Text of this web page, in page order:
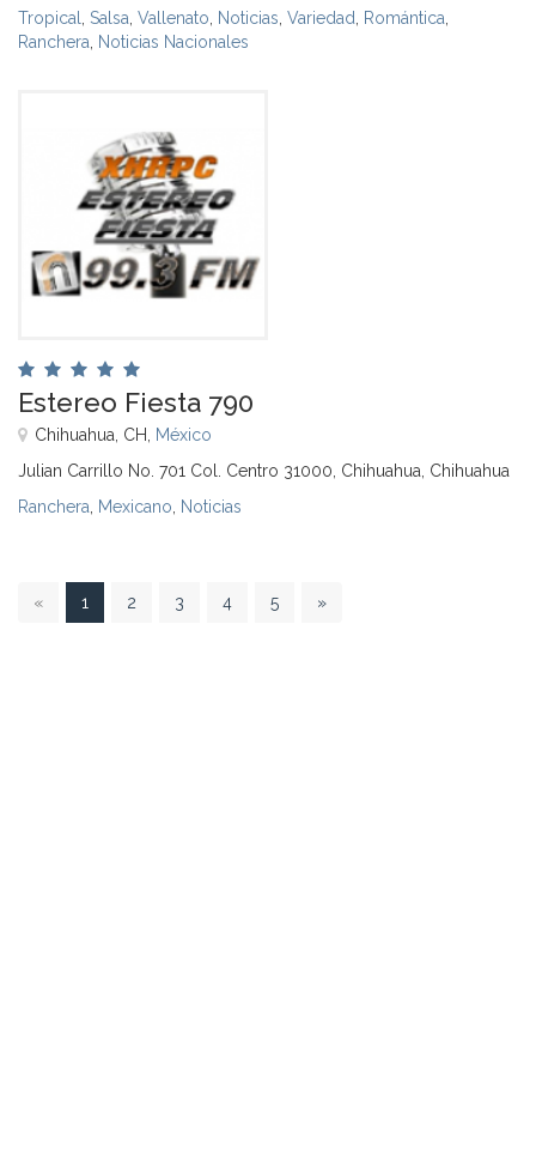
Tropical Salsa Vallenato Noticias Variedad Romántica
Ranchera Noticias Nacionales
Estereo Fiesta 790
Chihuahua, CH, México
Julian Carrillo No. 701 Col. Centro 31000, Chihuahua, Chihuahua
Ranchera Mexicano Noticias
« 1 2 3 4 5 »